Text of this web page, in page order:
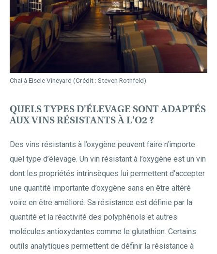
QUELS TYPES D'ÉLEVAGE SONT ADAPTÉS
AUX VINS RÉSISTANTS À L'O2 ?
Des vins résistants à l’oxygène peuvent faire n’importe
quel type d’élevage. Un vin résistant à l’oxygène est un vin
dont les propriétés intrinsèques lui permettent d’accepter
une quantité importante d’oxygène sans en être altéré
voire en être amélioré. Sa résistance est définie par la
quantité et la réactivité des polyphénols et autres
molécules antioxydantes comme le glutathion. Certains
outils analytiques permettent de définir la résistance à
Chai à Eisele Vineyard (Crédit : Steven Rothfeld)